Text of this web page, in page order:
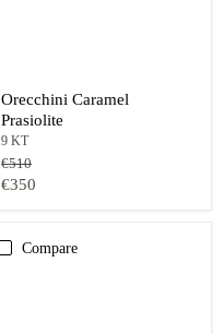
Orecchini Caramel
Prasiolite
9 KT
Prezzo
originale
€510
Prezzo
€350
Compare